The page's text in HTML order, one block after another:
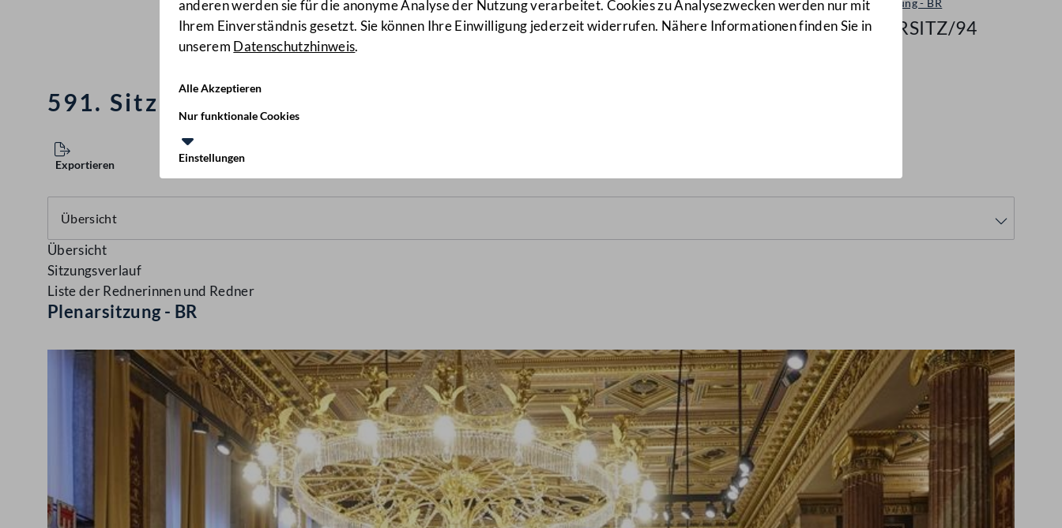
anderen werden sie für die anonyme Analyse der Nutzung verarbeitet. Cookies zu Analysezwecken werden nur mit
Ihrem Einverständnis gesetzt. Sie können Ihre Einwilligung jederzeit widerrufen. Nähere Informationen finden Sie in
unserem Datenschutzhinweis.
Alle Akzeptieren
Nur funktionale Cookies
Einstellungen
Plenarsitzung - BR
591/BRSITZ/94
591. Sitzung des Bundesrats vom 17. November 1994
Exportieren
Übersicht
Sitzungsverlauf
Liste der Rednerinnen und Redner
Plenarsitzung - BR